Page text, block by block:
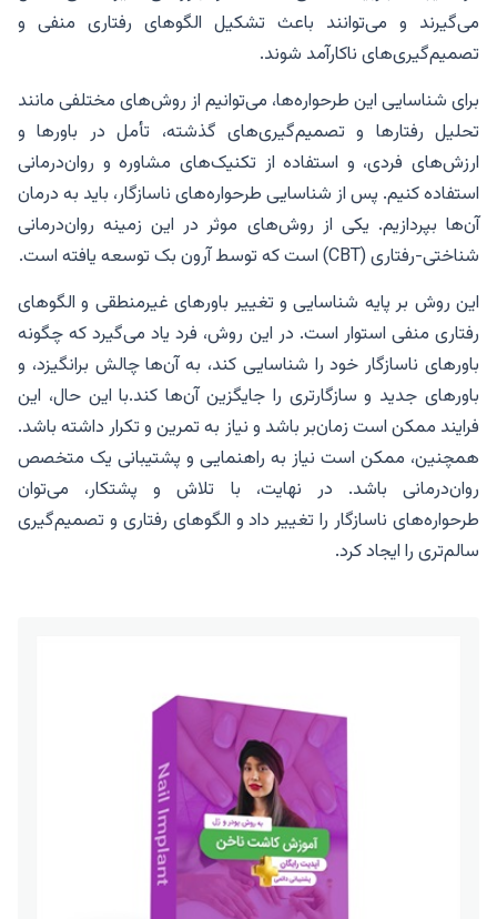
می‌گیرند و می‌توانند باعث تشکیل الگوهای رفتاری منفی و
تصمیم‌گیری‌های ناکارآمد شوند.
برای شناسایی این طرحواره‌ها، می‌توانیم از روش‌های مختلفی مانند
تحلیل رفتارها و تصمیم‌گیری‌های گذشته، تأمل در باورها و
ارزش‌های فردی، و استفاده از تکنیک‌های مشاوره و روان‌درمانی
استفاده کنیم. پس از شناسایی طرحواره‌های ناسازگار، باید به درمان
آن‌ها بپردازیم. یکی از روش‌های موثر در این زمینه روان‌درمانی
شناختی-رفتاری (CBT) است که توسط آرون بک توسعه یافته است.
این روش بر پایه شناسایی و تغییر باورهای غیرمنطقی و الگوهای
رفتاری منفی استوار است. در این روش، فرد یاد می‌گیرد که چگونه
باورهای ناسازگار خود را شناسایی کند، به آن‌ها چالش برانگیزد، و
باورهای جدید و سازگارتری را جایگزین آن‌ها کند.با این حال، این
فرایند ممکن است زمان‌بر باشد و نیاز به تمرین و تکرار داشته باشد.
همچنین، ممکن است نیاز به راهنمایی و پشتیبانی یک متخصص
روان‌درمانی باشد. در نهایت، با تلاش و پشتکار، می‌توان
طرحواره‌های ناسازگار را تغییر داد و الگوهای رفتاری و تصمیم‌گیری
سالم‌تری را ایجاد کرد.